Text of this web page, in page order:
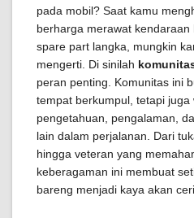
pada mobil? Saat kamu
berharga merawat
spare part langka, mungkin
mengerti. Di sinilah
peran penting. Komunitas ini
tempat berkumpul, tetapi
pengetahuan, pengalaman,
lain dalam perjalanan. Dari
hingga veteran yang
keberagaman ini membuat
bareng menjadi kaya akan